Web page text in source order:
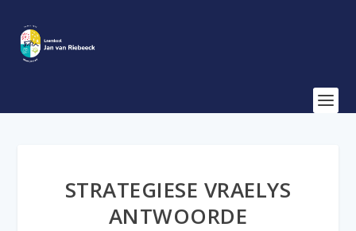
STRATEGIESE VRAELYS
ANTWOORDE